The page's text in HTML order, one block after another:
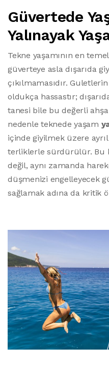
Güvertede
Yalınayak
Tekne yaşamının en
güverteye asla dışarıda
çıkılmamasıdır.
oldukça hassastır;
tanesi bile bu değerli
nedenle teknede yaşam
içinde giyilmek üzere
terliklerle sürdürülür. Bu
değil, aynı zamanda
düşmenizi engelleyecek
sağlamak adına da kritik